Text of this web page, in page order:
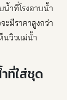
น้ำที่โรงอาบน้ำ
ะมีราคาสูงกว่า
นวิวแม่น้ำ
ที่ใส่ชุด